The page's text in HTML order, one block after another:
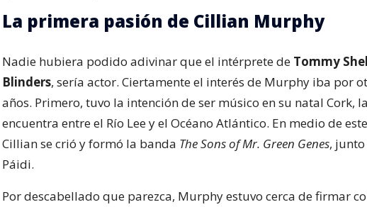
La primera pasión de Cillian Murphy
Nadie hubiera podido adivinar que el intérprete de Tommy
Blinders, sería actor. Ciertamente el interés de Murphy iba por
años. Primero, tuvo la intención de ser músico en su natal Cork,
encuentra entre el Río Lee y el Océano Atlántico. En medio de
Cillian se crió y formó la banda The Sons of Mr. Green Genes,
Páidi.
Por descabellado que parezca, Murphy estuvo cerca de firmar